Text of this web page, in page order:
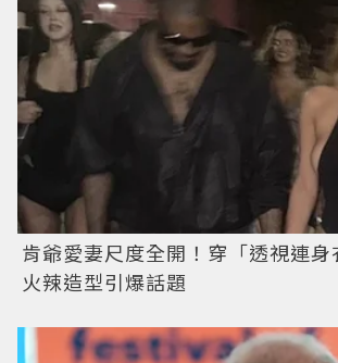
肯爺愛妻尺度全開！穿「透視連身
火辣造型引爆話題